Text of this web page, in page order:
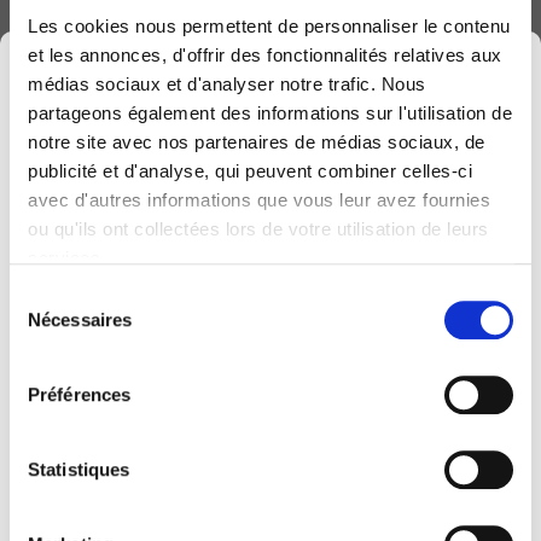
Les cookies nous permettent de personnaliser le contenu
et les annonces, d'offrir des fonctionnalités relatives aux
médias sociaux et d'analyser notre trafic. Nous
partageons également des informations sur l'utilisation de
notre site avec nos partenaires de médias sociaux, de
publicité et d'analyse, qui peuvent combiner celles-ci
avec d'autres informations que vous leur avez fournies
ou qu'ils ont collectées lors de votre utilisation de leurs
Nécessaires
Préférences
Statistiques
Computerland devient KEYES, votre partenaire
belge de référence en solutions digitales, alliant
Cette évolution marque une nouvelle étape, avec
personnes de contact habituelles restent les
mêmes et notre helpdesk continue de vous
8h30 : accueil et petit déjeuner
9h : plongée dans le vif du sujet
10h : retour au travail
et des échanges enrichissants
pour faire
Réservez votre place dès